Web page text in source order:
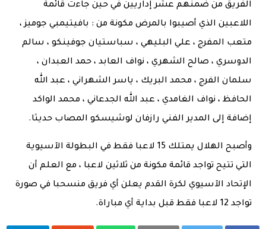
الفريق من ضمنهم عشر إداريين في حين جاءت قائمة
اللاعبين الذي أصيبوا بالمرض مكونة من : بافيتيمبي جوميز ،
متعب المفرج ، علي البليهي ، سباستيان جوفينكو ، سالم
الدوسري ، صالح الشهري ، نواف العابد ، حمد العبدان ،
سلمان الفرج ، محمد البريك ، ياسر الشهراني ، عبد الله
الحافظ ، نواف الغامدي ، عبد الله الجدعاني ، محمد الواكد
إضافة إلى المدير الفني رازفان لوشيسكو المصاب حديثا.
وأصبح الهلال يمتلك 15 لاعبا فقط في البطولة الآسيوية
التي تتيح تواجد قائمة مكونة من ثلاثين لاعبا ، مع العلم أن
الإتحاد الآسيوي لكرة القدم يعلن أي فريق منسحبا في صورة
تواجد 12 لاعبا فقط قبل بداية أي مباراة.